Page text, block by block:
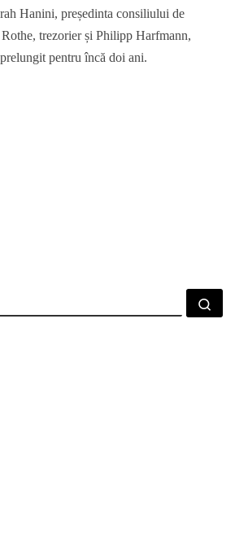
Hanini, președinta consiliului de
trezorier și Philipp Harfmann,
pentru încă doi ani.